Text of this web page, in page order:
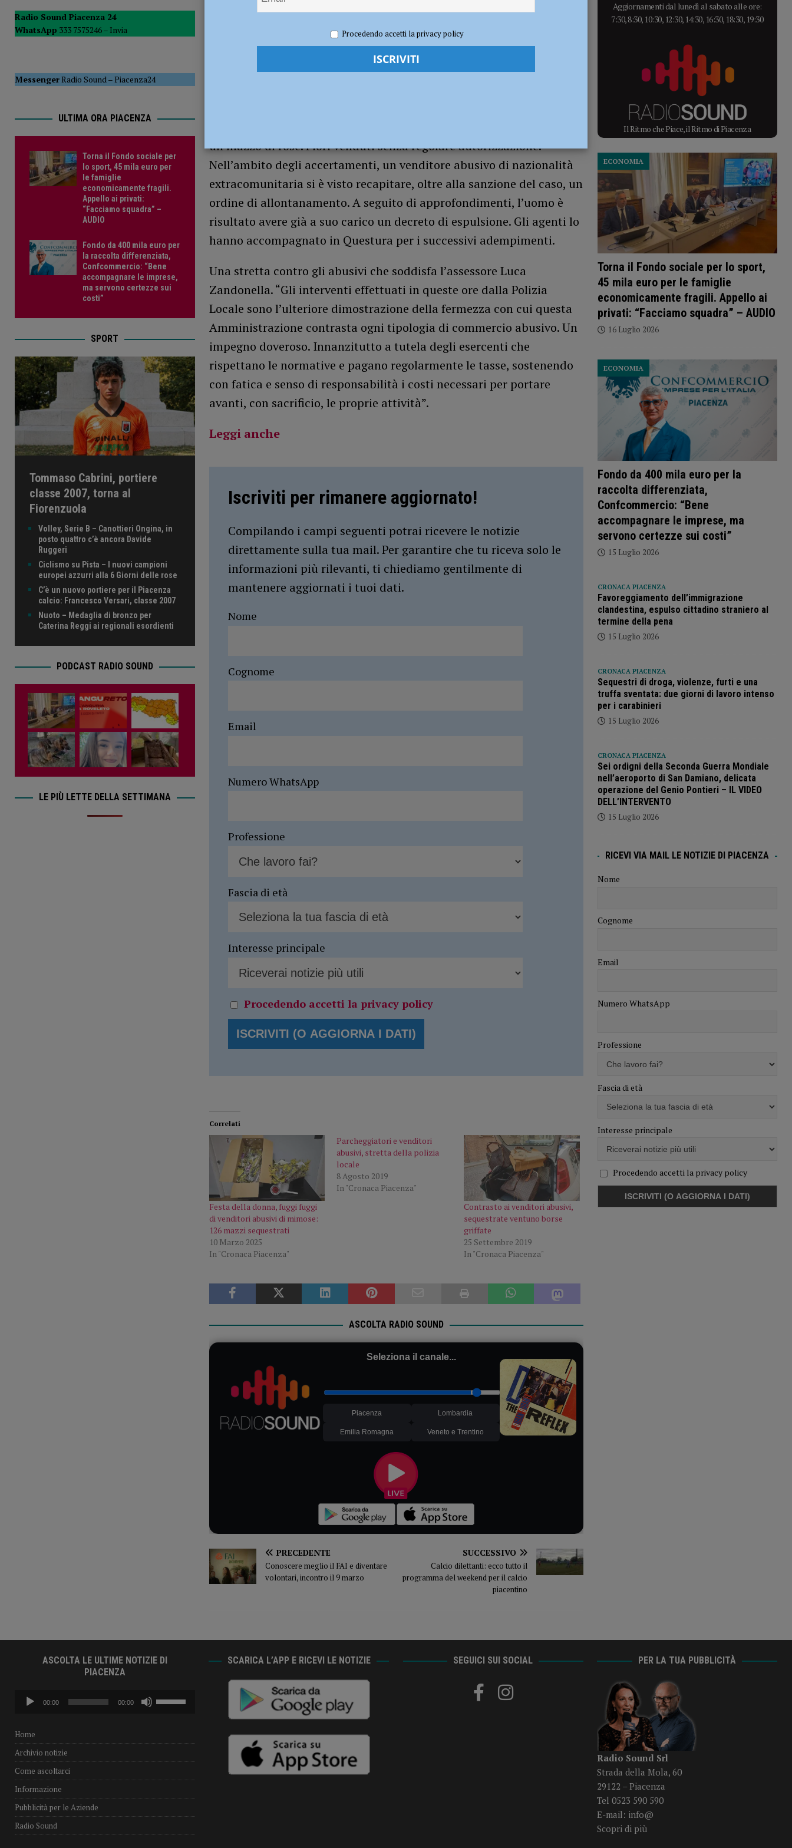
PIACENZA
[ 15 Luglio 2026 ] Sei ordigni della Seconda Guerra Mondiale nell’aeroporto di San Damiano, delicata operazione del Genio Pontieri – IL
un mazzo di rose. Fiori venduti senza regolare autorizzazione.
Nell’ambito degli accertamenti, un venditore abusivo di nazionalità
extracomunitaria si è visto recapitare, oltre alla sanzione del caso, un
ordine di allontanamento. A seguito di approfondimenti, l’uomo è
risultato avere già a suo carico un decreto di espulsione. Gli agenti lo
hanno accompagnato in Questura per i successivi adempimenti.
Una stretta contro gli abusivi che soddisfa l’assessore Luca
Zandonella. “Gli interventi effettuati in queste ore dalla Polizia
Locale sono l’ulteriore dimostrazione della fermezza con cui questa
Amministrazione contrasta ogni tipologia di commercio abusivo. Un
impegno doveroso. Innanzitutto a tutela degli esercenti che
rispettano le normative e pagano regolarmente le tasse, sostenendo
con fatica e senso di responsabilità i costi necessari per portare
avanti, con sacrificio, le proprie attività”.
Leggi anche
Iscriviti per rimanere aggiornato!
Compilando i campi seguenti potrai ricevere le notizie
direttamente sulla tua mail. Per garantire che tu riceva solo le
informazioni più rilevanti, ti chiediamo gentilmente di
mantenere aggiornati i tuoi dati.
Nome
Cognome
Email
Numero WhatsApp
Professione
Fascia di età
Interesse principale
Procedendo accetti la privacy policy
Correlati
Festa della donna, fuggi fuggi
di venditori abusivi di mimose:
126 mazzi sequestrati
10 Marzo 2025
In "Cronaca Piacenza"
Parcheggiatori e venditori
abusivi, stretta della polizia
locale
8 Agosto 2019
In "Cronaca Piacenza"
Contrasto ai venditori abusivi,
sequestrate ventuno borse
griffate
25 Settembre 2019
In "Cronaca Piacenza"
ASCOLTA RADIO SOUND
Seleziona il canale...
Piacenza Lombardia
Emilia Romagna Veneto e Trentino
PRECEDENTE
Conoscere meglio il FAI e diventare
volontari, incontro il 9 marzo
SUCCESSIVO
Calcio dilettanti: ecco tutto il
programma del weekend per il calcio
piacentino
Radio Sound Piacenza 24
WhatsApp 333 7575246 – Invia
MessengerRadio Sound–Piacenza24
ULTIMA ORA PIACENZA
Torna il Fondo sociale per
lo sport, 45 mila euro per
le famiglie
economicamente fragili.
Appello ai privati:
“Facciamo squadra” –
AUDIO
Fondo da 400 mila euro per
la raccolta differenziata,
Confcommercio: “Bene
accompagnare le imprese,
ma servono certezze sui
costi”
SPORT
Tommaso Cabrini, portiere
classe 2007, torna al
Fiorenzuola
Volley, Serie B – Canottieri Ongina, in
posto quattro c’è ancora Davide
Ruggeri
Ciclismo su Pista – I nuovi campioni
europei azzurri alla 6 Giorni delle rose
C’è un nuovo portiere per il Piacenza
calcio: Francesco Versari, classe 2007
Nuoto – Medaglia di bronzo per
Caterina Reggi ai regionali esordienti
PODCAST RADIO SOUND
LE PIÙ LETTE DELLA SETTIMANA
Aggiornamenti dal lunedì al sabato alle ore:
7:30, 8:30, 10:30, 12:30, 14:30, 16:30, 18:30, 19:30
Il Ritmo che Piace, il Ritmo di Piacenza
Torna il Fondo sociale per lo sport,
45 mila euro per le famiglie
economicamente fragili. Appello ai
privati: “Facciamo squadra” – AUDIO
ECONOMIA
16 Luglio 2026
Fondo da 400 mila euro per la
raccolta differenziata,
Confcommercio: “Bene
accompagnare le imprese, ma
servono certezze sui costi”
ECONOMIA
15 Luglio 2026
CRONACA PIACENZA
Favoreggiamento dell’immigrazione
clandestina, espulso cittadino straniero al
termine della pena
15 Luglio 2026
CRONACA PIACENZA
Sequestri di droga, violenze, furti e una
truffa sventata: due giorni di lavoro intenso
per i carabinieri
15 Luglio 2026
CRONACA PIACENZA
Sei ordigni della Seconda Guerra Mondiale
nell’aeroporto di San Damiano, delicata
operazione del Genio Pontieri – IL VIDEO
DELL’INTERVENTO
15 Luglio 2026
RICEVI VIA MAIL LE NOTIZIE DI PIACENZA
Nome
Cognome
Email
Numero WhatsApp
Professione
Fascia di età
Interesse principale
Procedendo accetti la privacy policy
ASCOLTA LE ULTIME NOTIZIE DI
PIACENZA
Audio
Player
00:00 00:00
i
su/giù
o
il
Home
Archivio notizie
Come ascoltarci
Informazione
Pubblicità per le Aziende
Radio Sound
SCARICA L’APP E RICEVI LE NOTIZIE SEGUICI SUI SOCIAL PER LA TUA PUBBLICITÀ
Radio Sound Srl
Strada della Mola, 60
29122 – Piacenza
Tel 0523 590 590
E-mail: info@
Scopri di più
Procedendo accetti la privacy policy